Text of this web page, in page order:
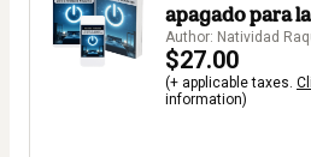
apagado para
Author: Natividad
$27.00
(+ applicable taxes.
information)